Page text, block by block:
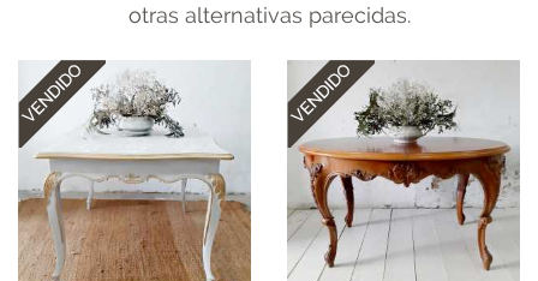
otras alternativas parecidas.